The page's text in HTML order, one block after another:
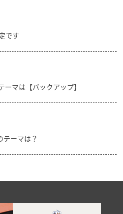
です
マは【バックアップ】
テーマは？